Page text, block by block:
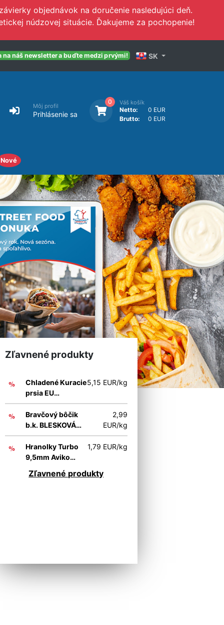
objednávok na doručenie nasledujúci deň.
núdzovej situácie. Ďakujeme za pochopenie!
na náš newsletter a buďte medzi prvými! SK
Môj profil
Prihlásenie sa
0 Váš košík
Netto:
0 EUR
Brutto:
0 EUR
Nové
Next
Zľavnené produkty
Chladené Kuracie
prsia EU
BLESKOVÁ AKCIA
5,15 EUR/kg
Bravčový bôčik
b.k. BLESKOVÁ
AKCIA
2,99
EUR/kg
Hranolky Turbo
9,5mm Aviko
1,79 EUR/kg
Zľavnené produkty